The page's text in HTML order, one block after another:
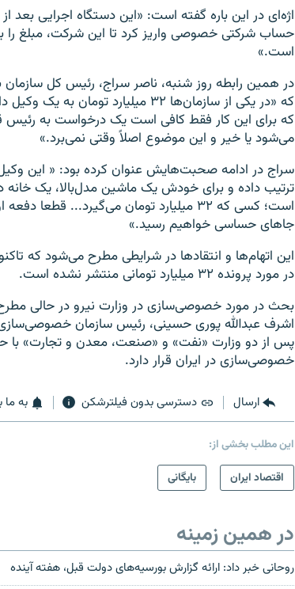
اژه‌ای در این‌ باره گفته است: «اين دستگاه اجرايی بعد از
حساب شرکتی خصوصی واريز کرد تا اين شرکت، مبلغ را
است.»
در همین رابطه روز شنبه،‌ ناصر سراج، رئیس کل سازمان
که برای این کار فقط کافی است یک درخواست به رئیس
می‌شود یا خیر و این موضوع اصلاً وقتی نمی‌برد.»
سراج در ادامه صحبت‌هایش عنوان کرده بود: « این وکیل
ترتیب داده و برای خودش یک ماشین مدل‌بالا، یک
است؛ کسی که ۳۲ میلیارد تومان می‌گیرد...
جاهای حساسی خواهیم رسید.»
اين اتهام‌ها و انتقادها در شرايطی مطرح می‌شود که
در مورد پرونده ۳۲ ميليارد تومانی منتشر نشده است.
بحث در مورد خصوصی‌سازی در وزارت نيرو در حالی
‌اشرف ‌عبدالله پوری ‌حسينی،‌ رئيس سازمان
خصوصی‌سازی در ايران قرار دارد.
ارسال دسترسی بدون فیلترشکن به ما
این مطلب بخشی از:
اقتصاد ایران
بایگانی
در همین زمینه
روحانی خبر داد: ارائه گزارش بورسیه‌های دولت قبل، هفته آینده